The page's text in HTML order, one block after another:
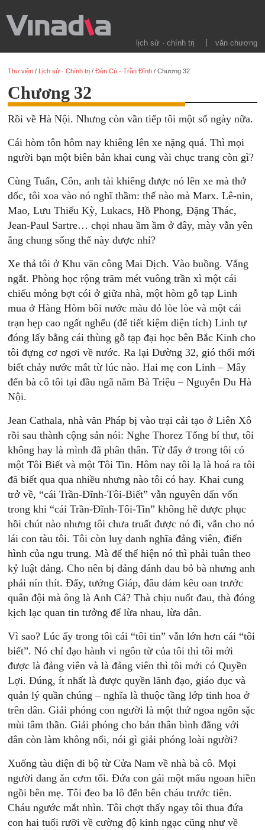
lịch sử · chính trị văn chương
Thư viện / Lịch sử · Chính trị /Đèn Cù - Trần Đĩnh /Chương 32
Chương 32
Rồi về Hà Nội. Nhưng còn vần tiếp tôi một số ngày nữa.
Cái hòm tôn hôm nay khiêng lên xe nặng quá. Thì mọi
người bạn một biên bản khai cung vài chục trang còn gì?
Cùng Tuấn, Côn, anh tài khiêng được nó lên xe mà thở
dốc, tôi xoa vào nó nghĩ thầm: thế nào mà Marx. Lê-nin,
Mao, Lưu Thiếu Kỳ, Lukacs, Hồ Phong, Đặng Thác,
Jean-Paul Sartre… chọi nhau ầm ầm ở đây, mày vẫn yên
ắng chung sống thế này được nhỉ?
Xe thả tôi ở Khu văn công Mai Dịch. Vào buồng. Vắng
ngắt. Phòng học rộng trăm mét vuông trần xì một cái
chiếu mỏng bợt cói ở giữa nhà, một hòm gỗ tạp Linh
mua ở Hàng Hòm bôi nước màu đỏ lòe lòe và một cái
trạn hẹp cao ngất nghểu (để tiết kiệm diện tích) Linh tự
đóng lấy bằng cái thùng gỗ tạp đại học bên Bắc Kinh cho
tôi đựng cơ ngơi về nước. Ra lại Đường 32, gió thổi mới
biết chảy nước mắt từ lúc nào. Hai mẹ con Linh – Mây
đến bà cô tôi tại đầu ngã năm Bà Triệu – Nguyễn Du Hà
Nội.
Jean Cathala, nhà văn Pháp bị vào trại cải tạo ở Liên Xô
rồi sau thành cộng sản nói: Nghe Thorez Tổng bí thư, tôi
không hay là mình đã phân thân. Từ đấy ở trong tôi có
một Tôi Biết và một Tôi Tin. Hôm nay tôi lạ là hoá ra tôi
đã biết qua qua nhiều nhưng nào tôi có hay. Khai cung
trở về, “cái Trần-Đĩnh-Tôi-Biết” vẫn nguyên dấn vốn
trong khi “cái Trần-Đĩnh-Tôi-Tin” không hề được phục
hồi chút nào nhưng tôi chưa truất được nó đi, vẫn cho nó
lái con tàu tôi. Tôi còn luỵ danh nghĩa đảng viên, điển
hình của ngu trung. Mà để thể hiện nó thì phải tuân theo
kỷ luật đảng. Cho nên bị đảng đánh đau bỏ bà nhưng anh
phải nín thít. Đấy, tướng Giáp, đâu dám kêu oan trước
quân đội mà ông là Anh Cả? Thà chịu nuốt đau, thà đóng
kịch lạc quan tin tưởng để lừa nhau, lừa dân.
Vì sao? Lúc ấy trong tôi cái “tôi tin” vẫn lớn hơn cái “tôi
biết”. Nó chỉ đạo hành vi ngôn từ của tôi thì tôi mới
được là đảng viên và là đảng viên thì tôi mới có Quyền
Lợi. Đúng, ít nhất là được quyền lãnh đạo, giáo dục và
quản lý quần chúng – nghĩa là thuộc tầng lớp tinh hoa ở
trên dân. Giải phóng con người là một thứ ngoa ngôn sặc
mùi tâm thần. Giải phóng cho bản thân bình đẳng với
dân còn làm không nổi, nói gì giải phóng loài người?
Xuống tàu điện đi bộ từ Cửa Nam về nhà bà cô. Mọi
người đang ăn cơm tối. Đứa con gái một mẩu ngoan hiền
ngồi bên mẹ. Tôi đeo ba lô đến bên cháu trước tiên.
Cháu ngước mắt nhìn. Tôi chợt thấy ngay tôi thua đứa
con hai tuổi rưỡi về cường độ kinh ngạc cũng như về